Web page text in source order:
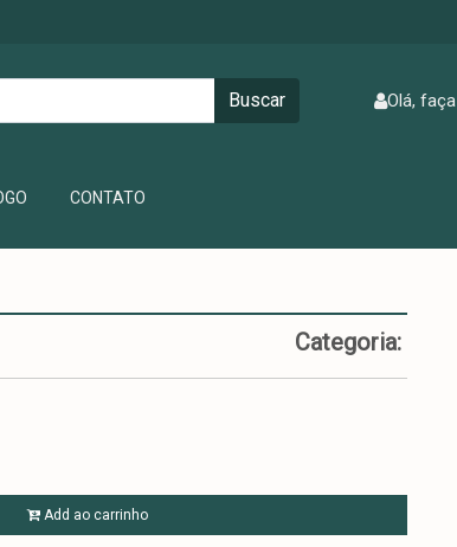
Buscar Olá, faça
CONTATO
Categoria:
Add ao carrinho